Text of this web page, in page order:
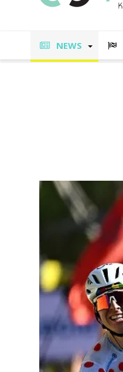
NEWS